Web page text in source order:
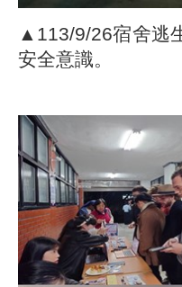
▲113/9/26宿舍逃
安全意識。